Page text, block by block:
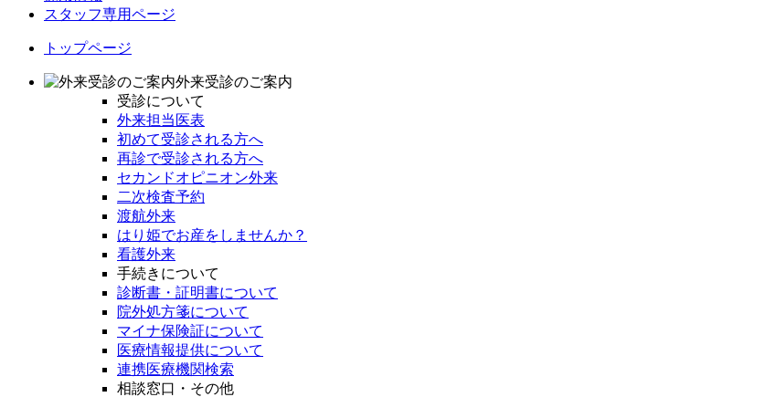
スタッフ専用ページ
トップページ
外来受診のご案内
受診について
外来担当医表
初めて受診される方へ
再診で受診される方へ
セカンドオピニオン外来
二次検査予約
渡航外来
はり姫でお産をしませんか？
看護外来
手続きについて
診断書・証明書について
院外処方箋について
マイナ保険証について
医療情報提供について
連携医療機関検索
相談窓口・その他